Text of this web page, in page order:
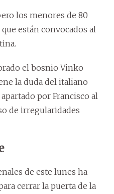
los menores de 80
están convocados al
el bosnio Vinko
la duda del italiano
por Francisco al
de irregularidades
de este lunes ha
cerrar la puerta de la